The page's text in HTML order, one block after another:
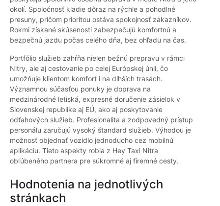
okolí. Spoločnosť kladie dôraz na rýchle a pohodlné
presuny, pričom prioritou ostáva spokojnosť zákazníkov.
Rokmi získané skúsenosti zabezpečujú komfortnú a
bezpečnú jazdu počas celého dňa, bez ohľadu na čas.
Portfólio služieb zahŕňa nielen bežnú prepravu v rámci
Nitry, ale aj cestovanie po celej Európskej únii, čo
umožňuje klientom komfort i na dlhších trasách.
Významnou súčasťou ponuky je doprava na
medzinárodné letiská, expresné doručenie zásielok v
Slovenskej republike aj EÚ, ako aj poskytovanie
odťahových služieb. Profesionalita a zodpovedný prístup
personálu zaručujú vysoký štandard služieb. Výhodou je
možnosť objednať vozidlo jednoducho cez mobilnú
aplikáciu. Tieto aspekty robia z Hey Taxi Nitra
obľúbeného partnera pre súkromné aj firemné cesty.
Hodnotenia na jednotlivých
stránkach